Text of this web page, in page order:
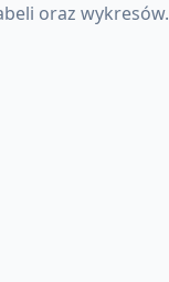
oraz wykresów.